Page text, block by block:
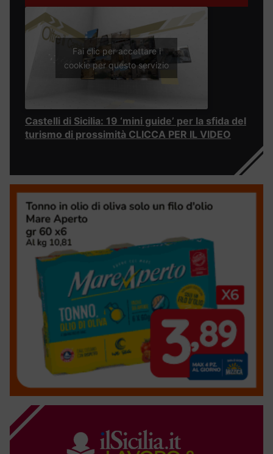
Fai clic per accettare i
cookie per questo servizio
Castelli di Sicilia: 19 ‘mini guide’ per la sfida del
turismo di prossimità CLICCA PER IL VIDEO